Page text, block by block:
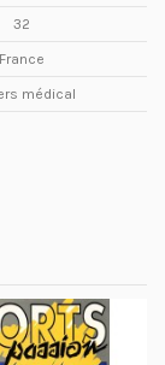
32
France
médical